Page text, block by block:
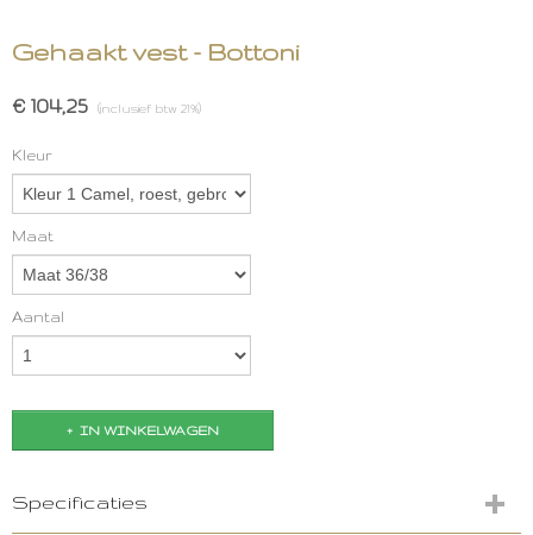
Gehaakt vest - Bottoni
€ 104,25 (inclusief btw 21%)
Kleur
Maat
Aantal
IN WINKELWAGEN
Specificaties